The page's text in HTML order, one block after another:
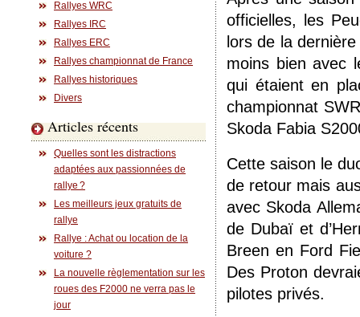
Rallyes WRC
Rallyes IRC
Rallyes ERC
Rallyes championnat de France
Rallyes historiques
Divers
Articles récents
Quelles sont les distractions
adaptées aux passionnées de
rallye ?
Les meilleurs jeux gratuits de
rallye
Rallye : Achat ou location de la
voiture ?
La nouvelle règlementation sur les
roues des F2000 ne verra pas le
jour
officielles, les
lors de la
moins bien avec
qui étaient en
championnat
Skoda Fabia
Cette saison le
de retour mais
avec Skoda
de Dubaï et
Breen en Ford
Des Proton
pilotes privés.